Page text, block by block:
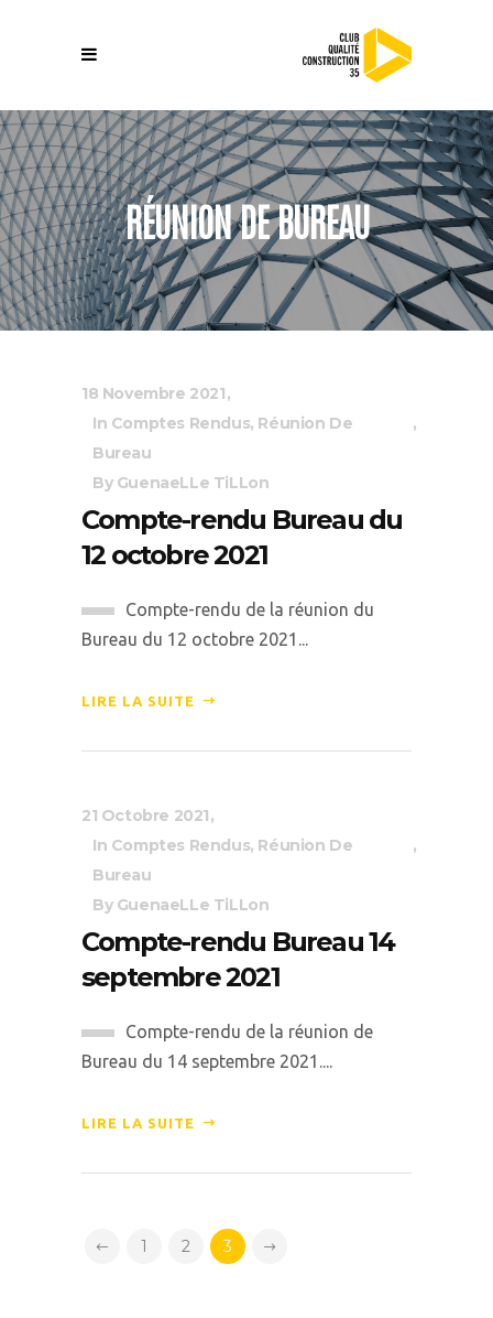
RÉUNION DE BUREAU
18 Novembre 2021
In Comptes Rendus, Réunion De
Bureau
By GuenaeLLe TiLLon
Compte-rendu Bureau du
12 octobre 2021
Compte-rendu de la réunion du
Bureau du 12 octobre 2021...
LIRE LA SUITE
21 Octobre 2021
In Comptes Rendus, Réunion De
Bureau
By GuenaeLLe TiLLon
Compte-rendu Bureau 14
septembre 2021
Compte-rendu de la réunion de
Bureau du 14 septembre 2021....
LIRE LA SUITE
1 2 3